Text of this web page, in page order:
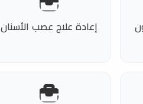
إعادة علاج عصب الأسنان